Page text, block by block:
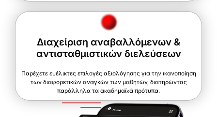
Διαχείριση αναβαλλόμενων &
αντισταθμιστικών διελεύσεων
Παρέχετε ευέλικτες επιλογές αξιολόγησης για την ικανοποίηση
των διαφορετικών αναγκών των μαθητών, διατηρώντας
παράλληλα τα ακαδημαϊκά πρότυπα.